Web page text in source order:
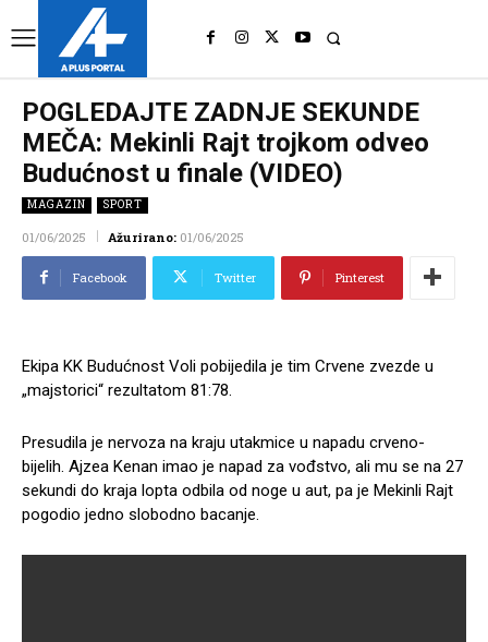
POGLEDAJTE ZADNJE SEKUNDE
MEČA: Mekinli Rajt trojkom odveo
Budućnost u finale (VIDEO)
MAGAZIN SPORT
01/06/2025 Ažurirano: 01/06/2025
Facebook Twitter Pinterest
Ekipa KK Budućnost Voli pobijedila je tim Crvene zvezde u
„majstorici“ rezultatom 81:78.
Presudila je nervoza na kraju utakmice u napadu crveno-
bijelih. Ajzea Kenan imao je napad za vođstvo, ali mu se na 27
sekundi do kraja lopta odbila od noge u aut, pa je Mekinli Rajt
pogodio jedno slobodno bacanje.